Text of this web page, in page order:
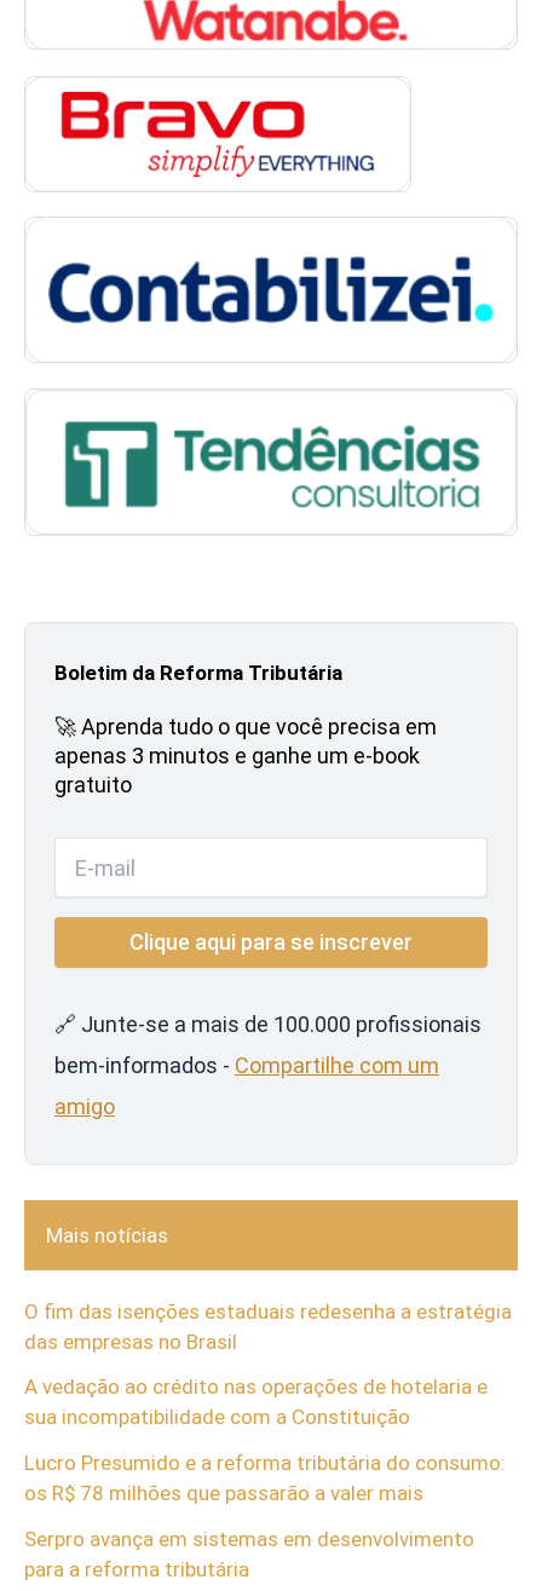
Boletim da Reforma Tributária
🚀 Aprenda tudo o que você precisa em
apenas 3 minutos e ganhe um e-book
gratuito
🔗 Junte-se a mais de 100.000 profissionais
bem-informados - Compartilhe com um
amigo
Mais notícias
O fim das isenções estaduais redesenha a estratégia
das empresas no Brasil
A vedação ao crédito nas operações de hotelaria e
sua incompatibilidade com a Constituição
Lucro Presumido e a reforma tributária do consumo:
os R$ 78 milhões que passarão a valer mais
Serpro avança em sistemas em desenvolvimento
para a reforma tributária